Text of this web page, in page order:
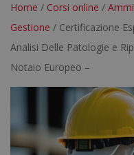
Home / Corsi online /
Gestione / Certificazione
Analisi Delle Patologie e
Notaio Europeo –